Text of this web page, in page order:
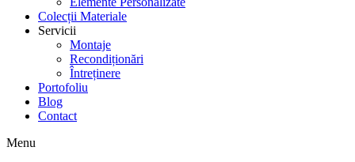
Colecții Materiale
Servicii
Montaje
Recondiționări
Întreținere
Portofoliu
Blog
Contact
Menu